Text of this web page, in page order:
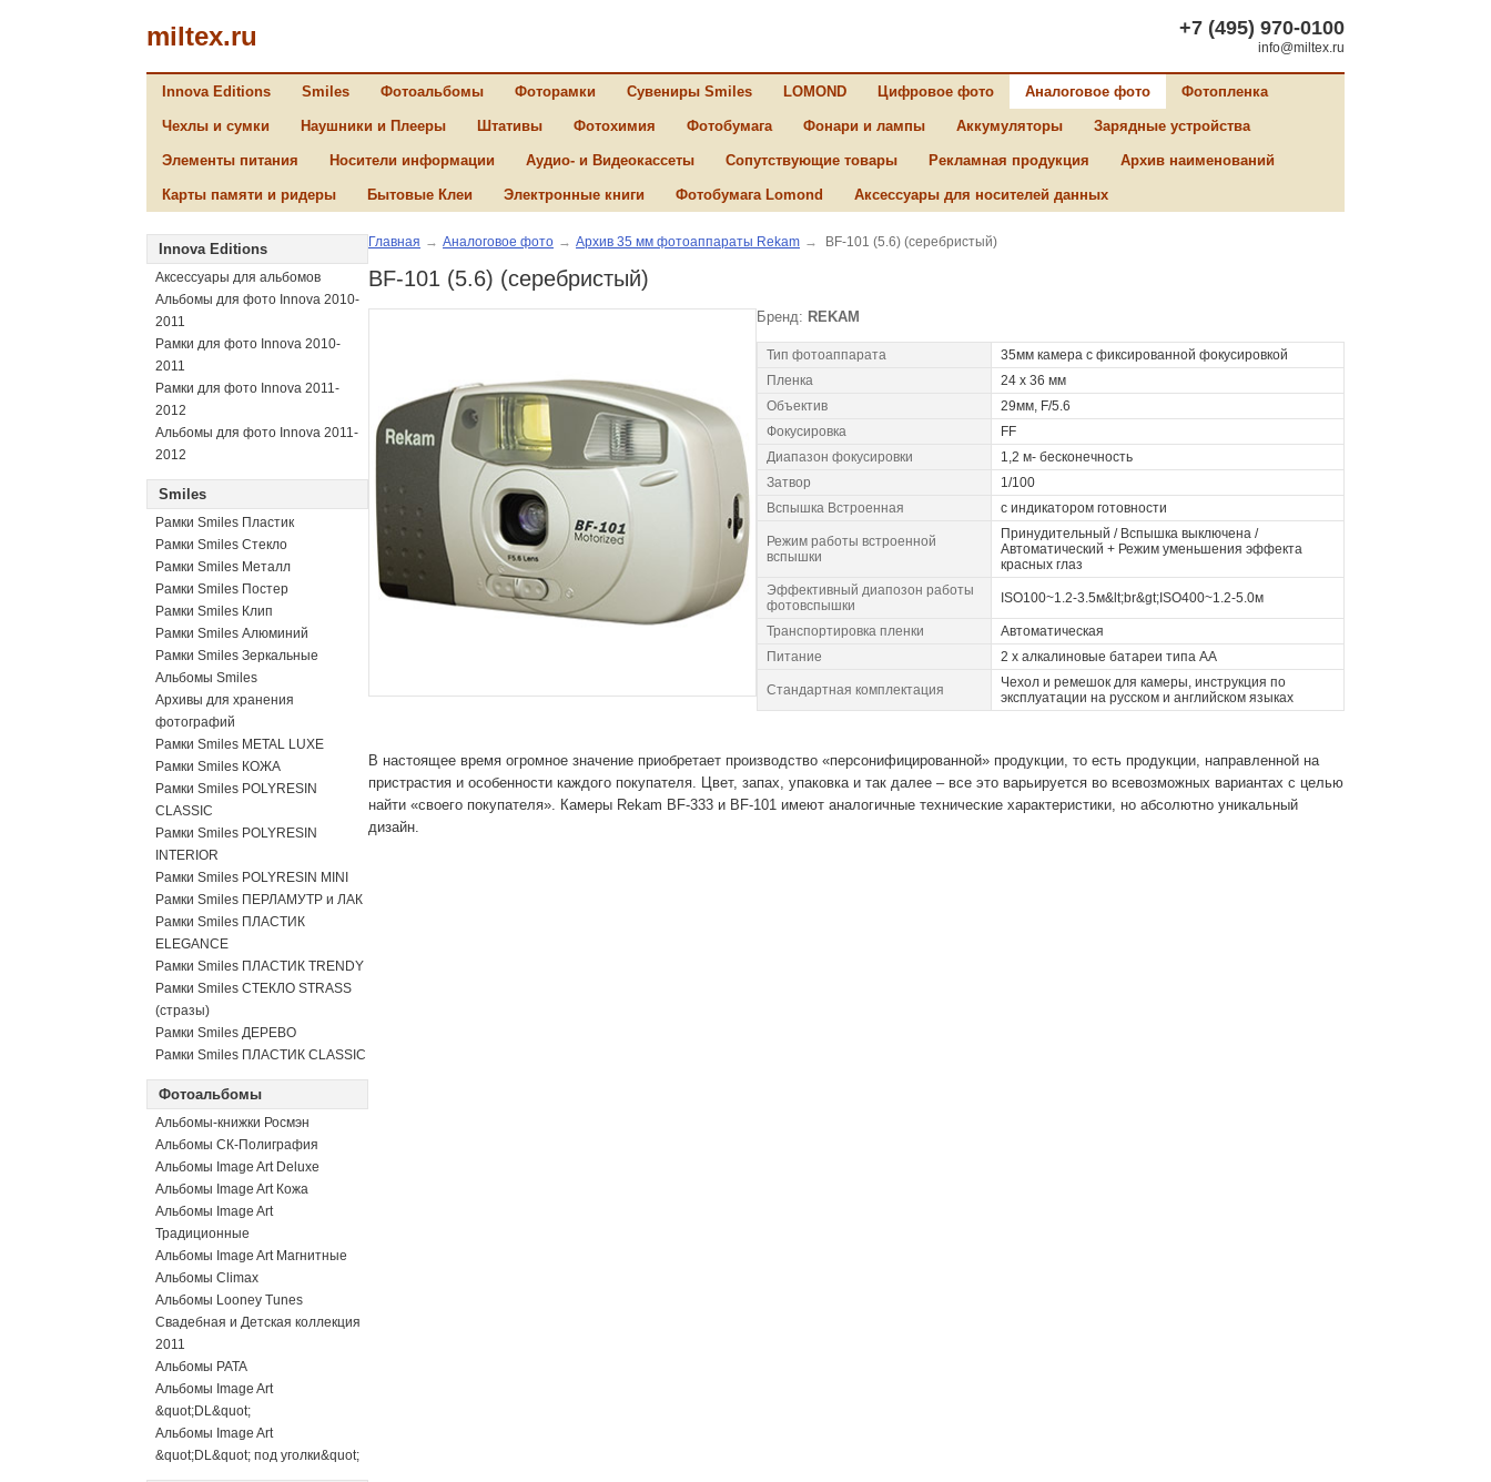
miltex.ru +7 (495) 970-0100
info@miltex.ru
Innova Editions Smiles Фотоальбомы Фоторамки Сувениры Smiles LOMOND Цифровое фото Аналоговое фото Фотопленка
Чехлы и сумки Наушники и Плееры Штативы Фотохимия Фотобумага Фонари и лампы Аккумуляторы Зарядные устройства
Элементы питания Носители информации Аудио- и Видеокассеты Сопутствующие товары Рекламная продукция Архив наименований
Карты памяти и ридеры Бытовые Клеи Электронные книги Фотобумага Lomond Аксессуары для носителей данных
Innova Editions
Аксессуары для альбомов
Альбомы для фото Innova 2010-
2011
Рамки для фото Innova 2010-
2011
Рамки для фото Innova 2011-
2012
Альбомы для фото Innova 2011-
2012
Smiles
Рамки Smiles Пластик
Рамки Smiles Стекло
Рамки Smiles Металл
Рамки Smiles Постер
Рамки Smiles Клип
Рамки Smiles Алюминий
Рамки Smiles Зеркальные
Альбомы Smiles
Архивы для хранения
фотографий
Рамки Smiles METAL LUXE
Рамки Smiles КОЖА
Рамки Smiles POLYRESIN
CLASSIC
Рамки Smiles POLYRESIN
INTERIOR
Рамки Smiles POLYRESIN MINI
Рамки Smiles ПЕРЛАМУТР и ЛАК
Рамки Smiles ПЛАСТИК
ELEGANCE
Рамки Smiles ПЛАСТИК TRENDY
Рамки Smiles СТЕКЛО STRASS
(стразы)
Рамки Smiles ДЕРЕВО
Рамки Smiles ПЛАСТИК CLASSIC
Фотоальбомы
Альбомы-книжки Росмэн
Альбомы СК-Полиграфия
Альбомы Image Art Deluxe
Альбомы Image Art Кожа
Альбомы Image Art
Традиционные
Альбомы Image Art Магнитные
Альбомы Climax
Альбомы Looney Tunes
Свадебная и Детская коллекция
2011
Альбомы PATA
Альбомы Image Art
&quot;DL&quot;
Альбомы Image Art
&quot;DL&quot; под уголки&quot;
Главная → Аналоговое фото → Архив 35 мм фотоаппараты Rekam → BF-101 (5.6) (серебристый)
BF-101 (5.6) (серебристый)
Бренд: REKAM
Тип фотоаппарата
35мм камера с фиксированной фокусировкой
Пленка
24 х 36 мм
Объектив
29мм, F/5.6
Фокусировка
FF
Диапазон фокусировки
1,2 м- бесконечность
Затвор
1/100
Вспышка Встроенная
с индикатором готовности
Режим работы встроенной
вспышки
Принудительный / Вспышка выключена /
Автоматический + Режим уменьшения эффекта
красных глаз
Эффективный диапозон работы
фотовспышки
ISO100~1.2-3.5м&lt;br&gt;ISO400~1.2-5.0м
Транспортировка пленки
Автоматическая
Питание
2 х алкалиновые батареи типа АА
Стандартная комплектация
Чехол и ремешок для камеры, инструкция по
эксплуатации на русском и английском языках
В настоящее время огромное значение приобретает производство «персонифицированной» продукции, то есть продукции, направленной на
пристрастия и особенности каждого покупателя. Цвет, запах, упаковка и так далее – все это варьируется во всевозможных вариантах с целью
найти «своего покупателя». Камеры Rekam BF-333 и BF-101 имеют аналогичные технические характеристики, но абсолютно уникальный
дизайн.